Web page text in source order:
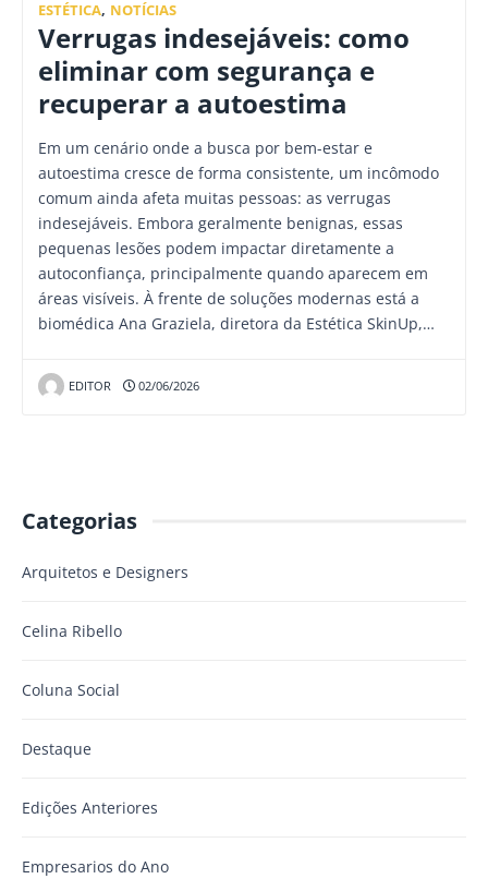
ESTÉTICA, NOTÍCIAS
Verrugas indesejáveis: como
eliminar com segurança e
recuperar a autoestima
Em um cenário onde a busca por bem-estar e
autoestima cresce de forma consistente, um incômodo
comum ainda afeta muitas pessoas: as verrugas
indesejáveis. Embora geralmente benignas, essas
pequenas lesões podem impactar diretamente a
autoconfiança, principalmente quando aparecem em
áreas visíveis. À frente de soluções modernas está a
biomédica Ana Graziela, diretora da Estética SkinUp,…
EDITOR 02/06/2026
Categorias
Arquitetos e Designers
Celina Ribello
Coluna Social
Destaque
Edições Anteriores
Empresarios do Ano